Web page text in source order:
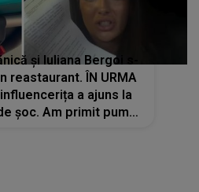
și Iuliana Bergoi s-
reastaurant. ÎN URMA
influencerița a ajuns la
șoc. Am primit pumni